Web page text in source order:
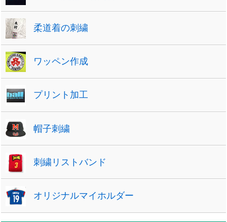
柔道着の刺繍
ワッペン作成
プリント加工
帽子刺繍
刺繍リストバンド
オリジナルマイホルダー